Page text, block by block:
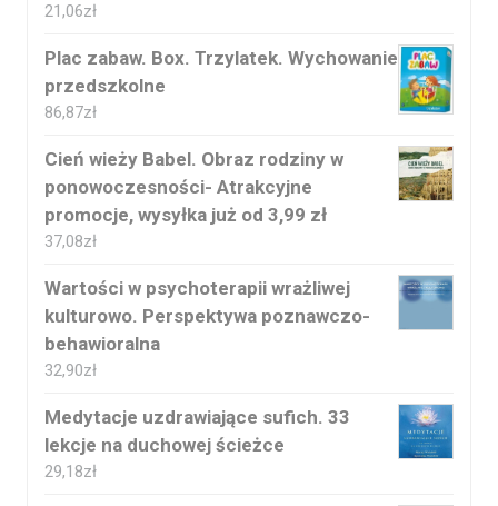
21,06zł
Plac zabaw. Box. Trzylatek. Wychowanie
przedszkolne
86,87zł
Cień wieży Babel. Obraz rodziny w
ponowoczesności- Atrakcyjne
promocje, wysyłka już od 3,99 zł
37,08zł
Wartości w psychoterapii wrażliwej
kulturowo. Perspektywa poznawczo-
behawioralna
32,90zł
Medytacje uzdrawiające sufich. 33
lekcje na duchowej ścieżce
29,18zł